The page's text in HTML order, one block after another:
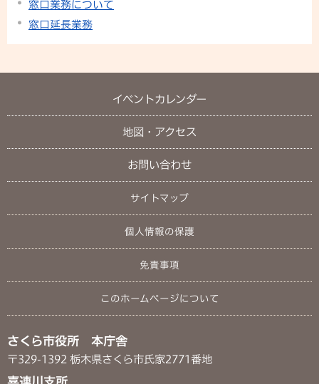
窓口業務について
窓口延長業務
イベントカレンダー
地図・アクセス
お問い合わせ
サイトマップ
個人情報の保護
免責事項
このホームページについて
さくら市役所 本庁舎
〒329-1392 栃木県さくら市氏家2771番地